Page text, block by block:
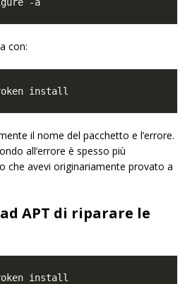
con:
il nome del pacchetto e l’errore.
all’errore è spesso più
che avevi originariamente provato a
APT di riparare le